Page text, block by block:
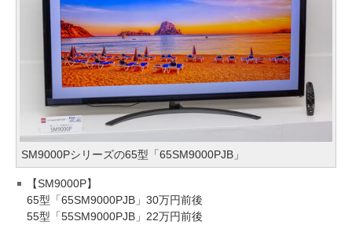
SM9000Pシリーズの65型「65SM9000PJB」
【SM9000P】
65型「65SM9000PJB」30万円前後
55型「55SM9000PJB」22万円前後